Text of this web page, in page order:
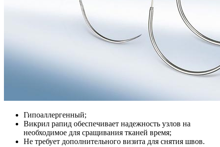
Гипоаллергенный;
Викрил рапид обеспечивает надежность узлов на
необходимое для сращивания тканей время;
Не требует дополнительного визита для снятия швов.